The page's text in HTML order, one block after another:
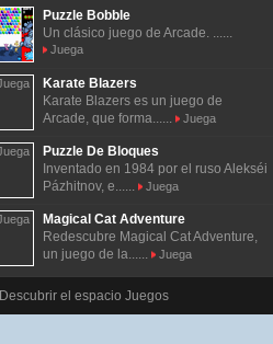
Puzzle Bobble
Un clásico juego de Arcade. ......
Juega
Karate Blazers
Karate Blazers es un juego de
Arcade, que forma......
Juega
Puzzle De Bloques
Inventado en 1984 por el ruso Alekséi
Pázhitnov, e......
Juega
Magical Cat Adventure
Redescubre Magical Cat Adventure,
un juego de la......
Juega
Descubrir el espacio Juegos